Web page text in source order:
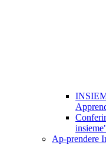
Ap-prendere